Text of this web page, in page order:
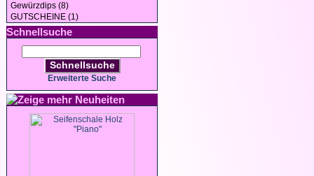
Gewürzdips (8)
GUTSCHEINE (1)
Schnellsuche
Schnellsuche
Erweiterte Suche
Neuheiten